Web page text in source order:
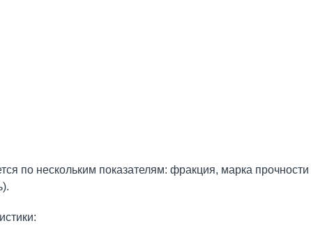
по нескольким показателям: фракция, марка